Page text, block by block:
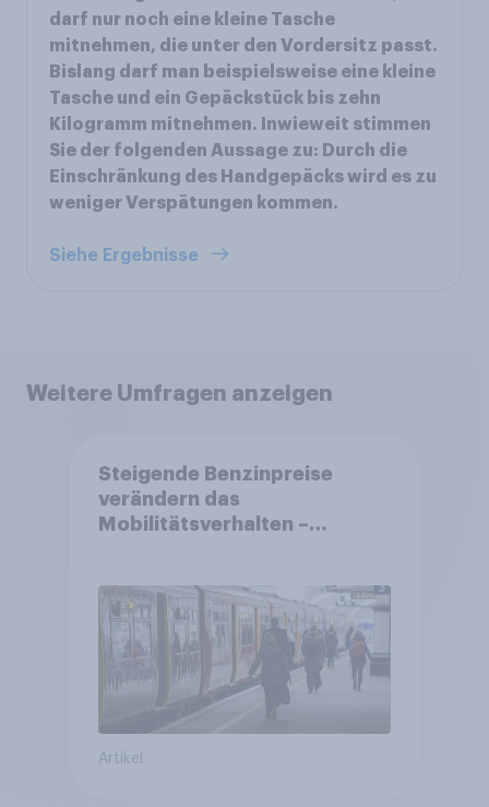
darf nur noch eine kleine Tasche
mitnehmen, die unter den Vordersitz passt.
Bislang darf man beispielsweise eine kleine
Tasche und ein Gepäckstück bis zehn
Kilogramm mitnehmen. Inwieweit stimmen
Sie der folgenden Aussage zu: Durch die
Einschränkung des Handgepäcks wird es zu
weniger Verspätungen kommen.
Siehe Ergebnisse
Weitere Umfragen anzeigen
Steigende Benzinpreise
verändern das
Mobilitätsverhalten –
auf öffentliche
Verkehrsmittel um
Artikel